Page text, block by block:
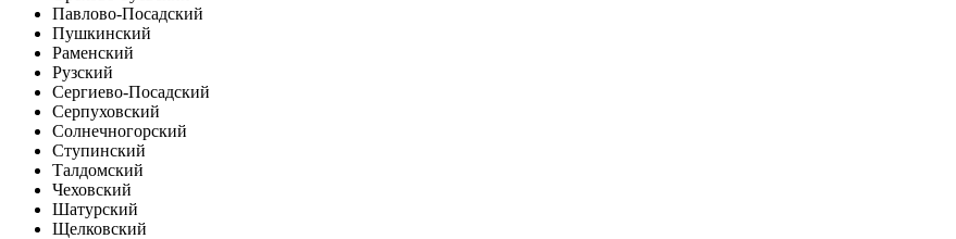
Павлово-Посадский
Пушкинский
Раменский
Рузский
Сергиево-Посадский
Серпуховский
Солнечногорский
Ступинский
Талдомский
Чеховский
Шатурский
Щелковский